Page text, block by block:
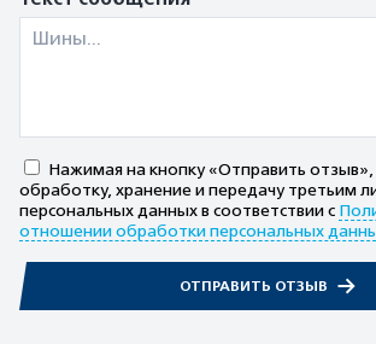
Нажимая на кнопку «Отправить отзыв»,
обработку, хранение и передачу третьим
персональных данных в соответствии с
отношении обработки персональных
ОТПРАВИТЬ ОТЗЫВ